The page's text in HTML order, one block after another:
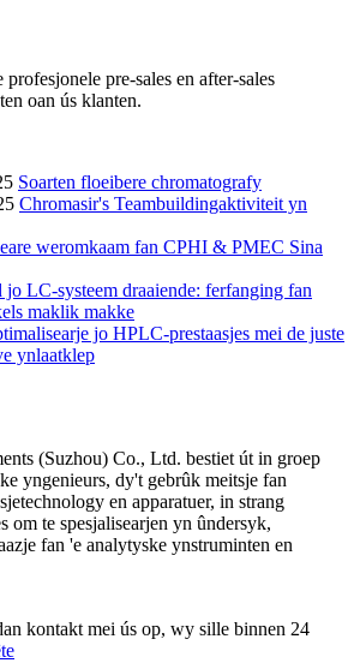
pre-sales en after-sales
oan ús klanten.
Soarten floeibere chromatografy
Chromasir's Teambuildingaktiviteit yn
weromkaam fan CPHI & PMEC Sina
jo LC-systeem draaiende: ferfanging fan
maklik makke
jo HPLC-prestaasjes mei de juste
ynlaatklep
(Suzhou) Co., Ltd. bestiet út in groep
yngenieurs, dy't gebrûk meitsje fan
en apparatuer, in strang
om te spesjalisearjen yn ûndersyk,
fan 'e analytyske ynstruminten en
kontakt mei ús op, wy sille binnen 24